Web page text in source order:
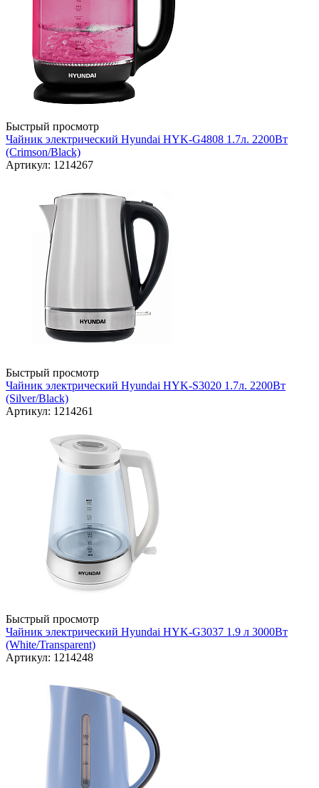
Быстрый просмотр
Чайник электрический Hyundai HYK-G4808 1.7л. 2200Вт
(Сrimson/Black)
Артикул: 1214267
Быстрый просмотр
Чайник электрический Hyundai HYK-S3020 1.7л. 2200Вт
(Silver/Black)
Артикул: 1214261
Быстрый просмотр
Чайник электрический Hyundai HYK-G3037 1.9 л 3000Вт
(White/Transparent)
Артикул: 1214248